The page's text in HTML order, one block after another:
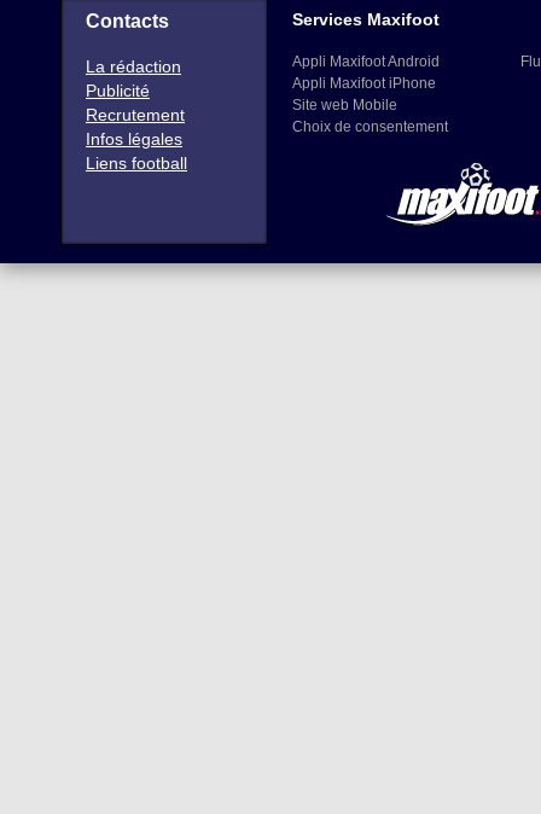
Contacts
La rédaction
Publicité
Recrutement
Infos légales
Liens football
Services Maxifoot
Appli Maxifoot Android
Appli Maxifoot iPhone
Site web Mobile
Choix de consentement